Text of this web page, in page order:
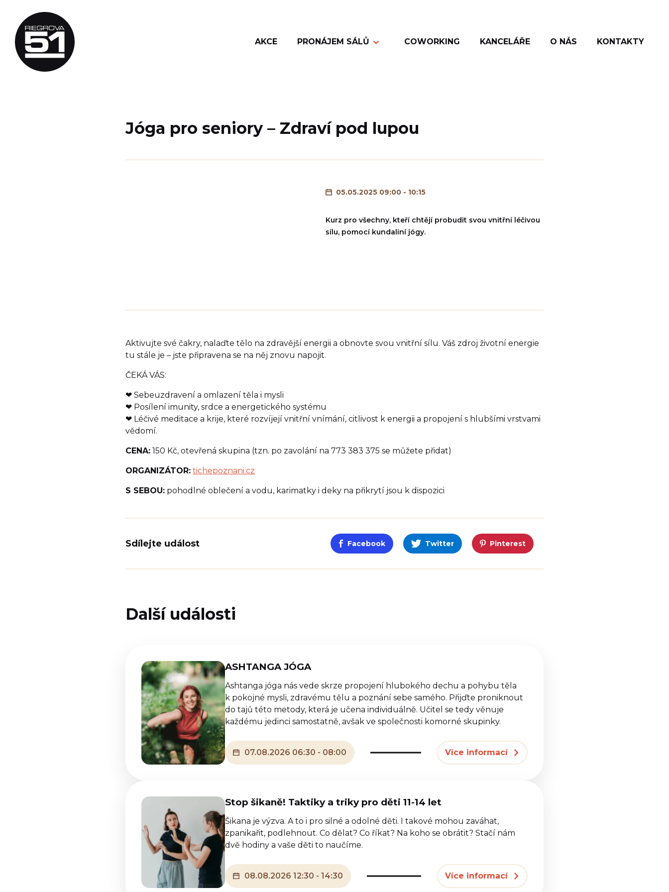
AKCE PRONÁJEM SÁLŮ COWORKING KANCELÁŘE O NÁS KONTAKTY
Jóga pro seniory – Zdraví pod lupou
05.05.2025 09:00 - 10:15
Kurz pro všechny, kteří chtějí probudit svou vnitřní léčivou
sílu, pomocí kundaliní jógy.
Aktivujte své čakry, nalaďte tělo na zdravější energii a obnovte svou vnitřní sílu. Váš zdroj životní energie
tu stále je – jste připravena se na něj znovu napojit.
ČEKÁ VÁS:
❤ Sebeuzdravení a omlazení těla i mysli
❤ Posílení imunity, srdce a energetického systému
❤ Léčivé meditace a krije, které rozvíjejí vnitřní vnímání, citlivost k energii a propojení s hlubšími vrstvami
vědomí.
CENA: 150 Kč, otevřená skupina (tzn. po zavolání na 773 383 375 se můžete přidat)
ORGANIZÁTOR: tichepoznani.cz
S SEBOU: pohodlné oblečení a vodu, karimatky i deky na přikrytí jsou k dispozici
Sdílejte událost Facebook Twitter Pinterest
Další události
ASHTANGA JÓGA
Ashtanga jóga nás vede skrze propojení hlubokého dechu a pohybu těla
k pokojné mysli, zdravému tělu a poznání sebe samého. Přijďte proniknout
do tajů této metody, která je učena individuálně. Učitel se tedy věnuje
každému jedinci samostatně, avšak ve společnosti komorné skupinky.
07.08.2026 06:30 - 08:00 Více informací
Stop šikaně! Taktiky a triky pro děti 11-14 let
Šikana je výzva. A to i pro silné a odolné děti. I takové mohou zaváhat,
zpanikařit, podlehnout. Co dělat? Co říkat? Na koho se obrátit? Stačí nám
dvě hodiny a vaše děti to naučíme.
08.08.2026 12:30 - 14:30 Více informací